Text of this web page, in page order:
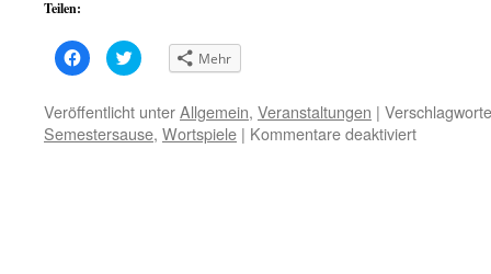
Teilen:
Klick,
um
zu
teilen
(Wird
in
Klick,
um
zu
teilen
(Wird
in
Mehr
Veröffentlicht unterAllgemein, Veranstaltungen |
Semestersause, Wortspiele | Kommentare deaktiviertfür